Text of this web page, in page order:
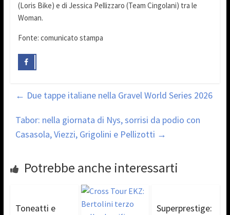
(Loris Bike) e di Jessica Pellizzaro (Team Cingolani) tra le
Woman.
Fonte: comunicato stampa
← Due tappe italiane nella Gravel World Series 2026
Tabor: nella giornata di Nys, sorrisi da podio con
Casasola, Viezzi, Grigolini e Pellizotti →
Potrebbe anche interessarti
Toneatti e
Superprestige: